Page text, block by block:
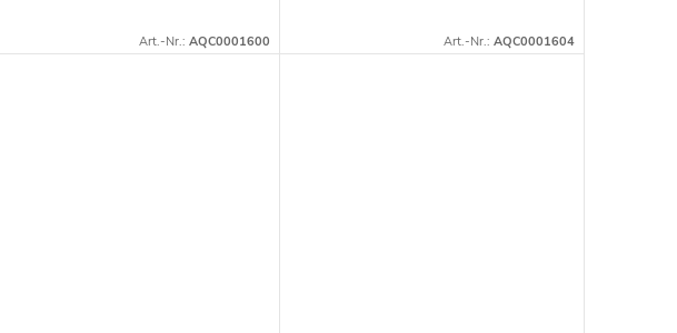
Art.-Nr.: AQC0001600 Art.-Nr.: AQC0001604